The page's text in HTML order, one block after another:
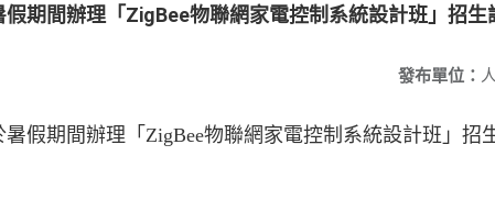
期間辦理「ZigBee物聯網家電控制系統設計班」招生
發布單位：
假期間辦理「ZigBee物聯網家電控制系統設計班」